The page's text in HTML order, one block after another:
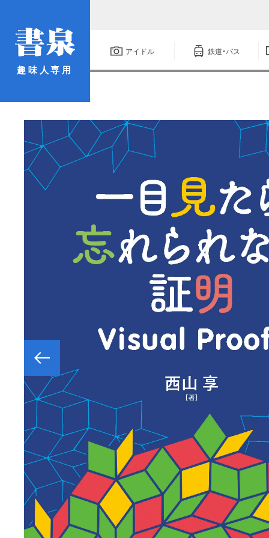
趣味人専用
アイドル 鉄道・バス